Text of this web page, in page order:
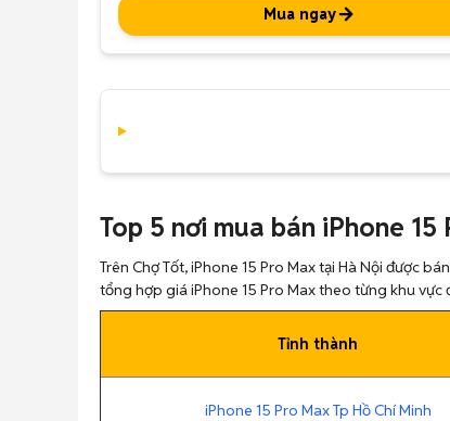
Mua ngay
Top 5 nơi mua bán iPhone
Trên Chợ Tốt, iPhone 15 Pro Max tại Hà Nội được
tổng hợp giá iPhone 15 Pro Max theo từng khu vực
Tỉnh thành
iPhone 15 Pro Max Tp Hồ Chí Minh